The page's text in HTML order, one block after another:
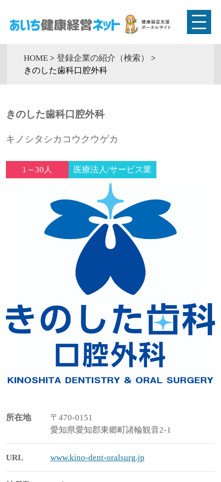
HOME > 登録企業の紹介（検索）
>
きのした歯科口腔外科
きのした歯科口腔外科
キノシタシカコウクウゲカ
1～30人 医療法人/サービス業
所在地
〒470-0151
愛知県愛知郡東郷町諸輪観音2-1
URL www.kino-dent-oralsurg.jp